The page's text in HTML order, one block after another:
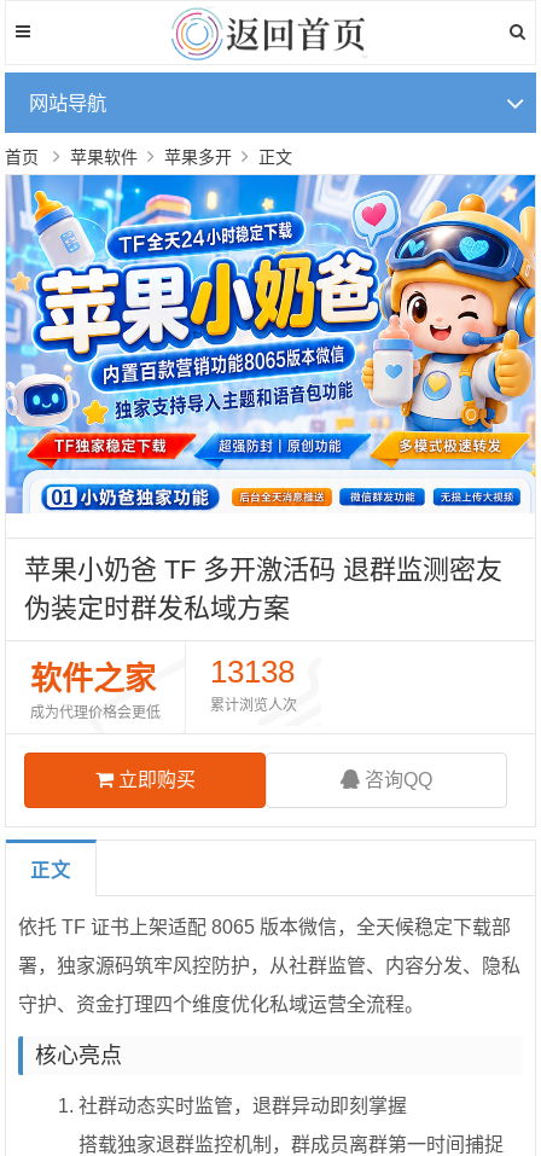
网站导航
首页 苹果软件 苹果多开 正文
苹果小奶爸 TF 多开激活码 退群监测密友
伪装定时群发私域方案
软件之家
成为代理价格会更低
13138
累计浏览人次
立即购买 咨询QQ
正文
依托 TF 证书上架适配 8065 版本微信，全天候稳定下载部
署，独家源码筑牢风控防护，从社群监管、内容分发、隐私
守护、资金打理四个维度优化私域运营全流程。
核心亮点
社群动态实时监管，退群异动即刻掌握
搭载独家退群监控机制，群成员离群第一时间捕捉